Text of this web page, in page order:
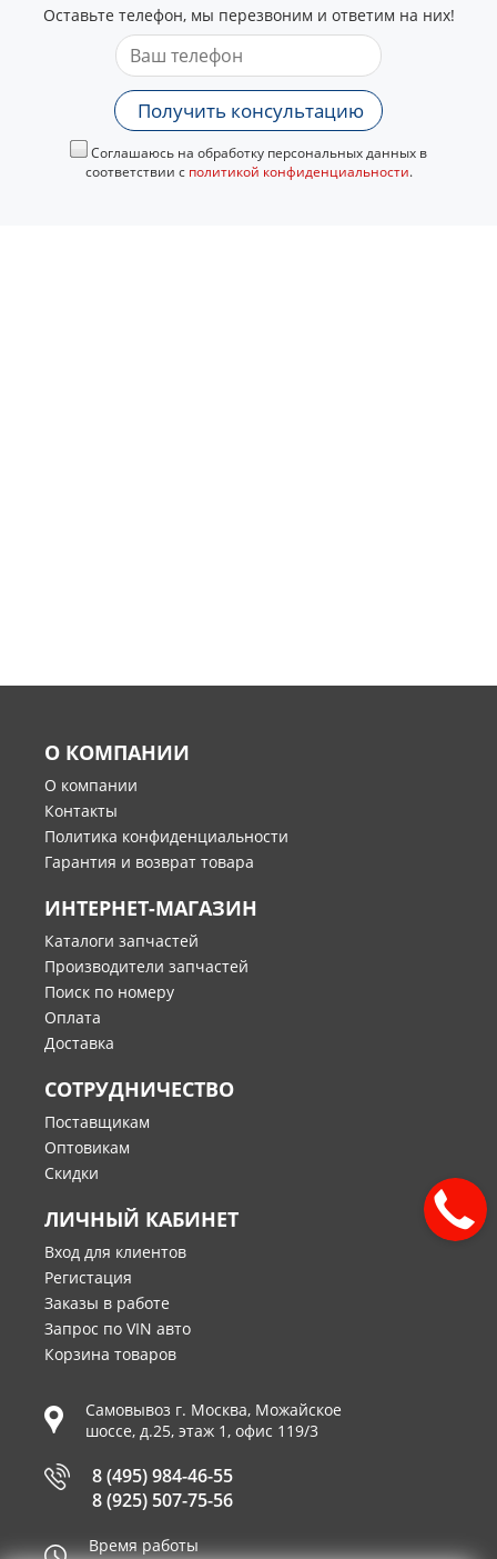
Оставьте телефон, мы перезвоним и ответим на них!
Получить консультацию
Соглашаюсь на обработку персональных данных в
соответствии с политикой конфиденциальности.
О КОМПАНИИ
О компании
Контакты
Политика конфиденциальности
Гарантия и возврат товара
ИНТЕРНЕТ-МАГАЗИН
Каталоги запчастей
Производители запчастей
Поиск по номеру
Оплата
Доставка
СОТРУДНИЧЕСТВО
Поставщикам
Оптовикам
Скидки
ЛИЧНЫЙ КАБИНЕТ
Вход для клиентов
Регистация
Заказы в работе
Запрос по VIN авто
Корзина товаров
Самовывоз г. Москва, Можайское
шоссе, д.25, этаж 1, офис 119/3
8 (495) 984-46-55
8 (925) 507-75-56
Время работы